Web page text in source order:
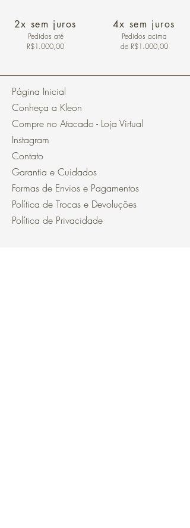
2x sem juros
Pedidos até
R$1.000,00
4x sem juros
Pedidos acima
de R$1.000,00
Página Inicial
Conheça a Kleon
Compre no Atacado - Loja Virtual
Instagram
Contato
Garantia e Cuidados
Formas de Envios e Pagamentos
Política de Trocas e Devoluções
Política de Privacidade